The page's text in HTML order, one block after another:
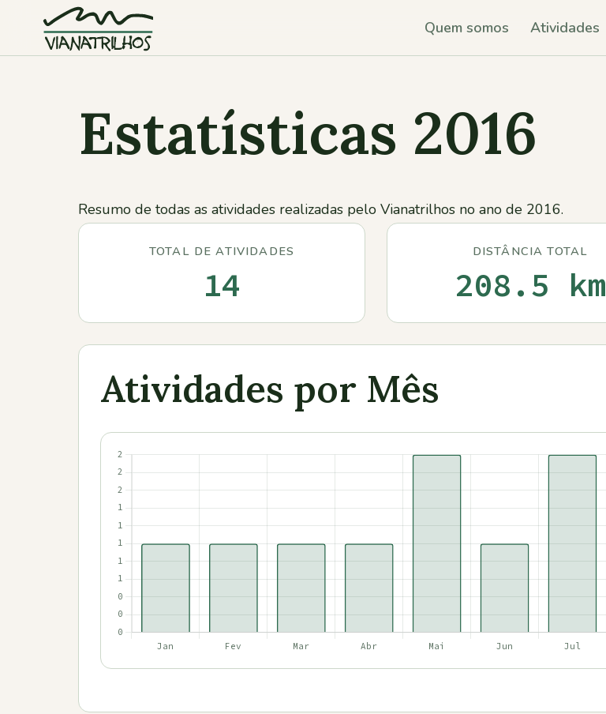
Quem somos Atividades
Estatísticas 2016
Resumo de todas as atividades realizadas pelo Vianatrilhos no ano de 2016.
TOTAL DE ATIVIDADES
14
DISTÂNCIA TOTAL
208.5 km
Atividades por Mês